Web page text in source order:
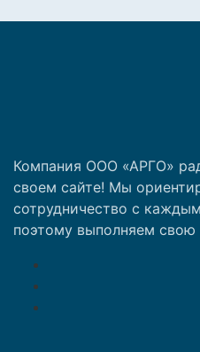
Компания ООО «АРГО»
своем сайте! Мы
сотрудничество с
поэтому выполняем свою